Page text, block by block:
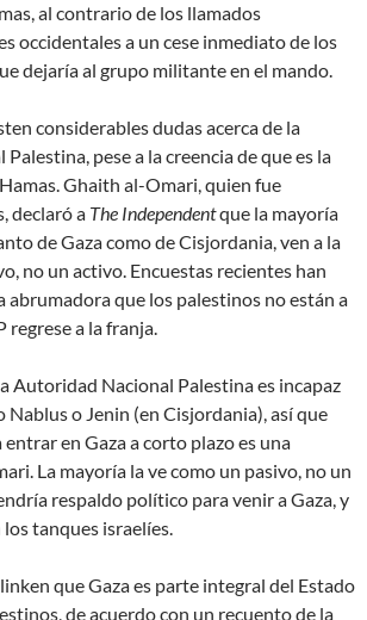
al contrario de los llamados
occidentales a un cese inmediato de los
dejaría al grupo militante en el mando.
considerables dudas acerca de la
pese a la creencia de que es la
Ghaith al-Omari, quien fue
declaró a The Independentque la mayoría
de Gaza como de Cisjordania, ven a la
no un activo. Encuestas recientes han
abrumadora que los palestinos no están a
regrese a la franja.
Autoridad Nacional Palestina es incapaz
Nablus o Jenin (en Cisjordania), así que
en Gaza a corto plazo es una
La mayoría la ve como un pasivo, no un
respaldo político para venir a Gaza, y
tanques israelíes.
que Gaza es parte integral del Estado
de acuerdo con un recuento de la